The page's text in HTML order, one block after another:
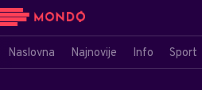
Naslovna Najnovije Info Sport